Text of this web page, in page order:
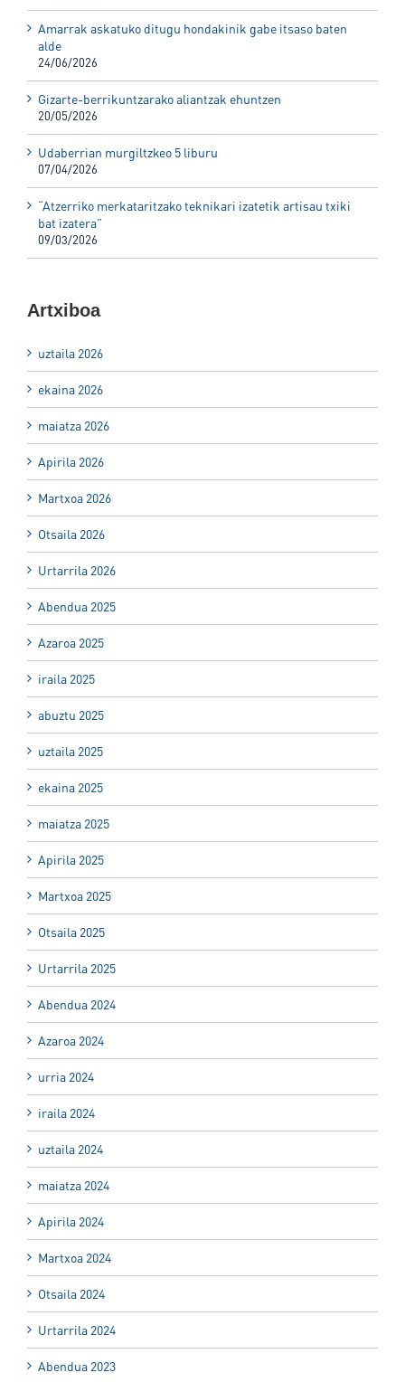
Amarrak askatuko ditugu hondakinik gabe itsaso baten
alde
24/06/2026
Gizarte-berrikuntzarako aliantzak ehuntzen
20/05/2026
Udaberrian murgiltzkeo 5 liburu
07/04/2026
“Atzerriko merkataritzako teknikari izatetik artisau txiki
bat izatera”
09/03/2026
Artxiboa
uztaila 2026
ekaina 2026
maiatza 2026
Apirila 2026
Martxoa 2026
Otsaila 2026
Urtarrila 2026
Abendua 2025
Azaroa 2025
iraila 2025
abuztu 2025
uztaila 2025
ekaina 2025
maiatza 2025
Apirila 2025
Martxoa 2025
Otsaila 2025
Urtarrila 2025
Abendua 2024
Azaroa 2024
urria 2024
iraila 2024
uztaila 2024
maiatza 2024
Apirila 2024
Martxoa 2024
Otsaila 2024
Urtarrila 2024
Abendua 2023